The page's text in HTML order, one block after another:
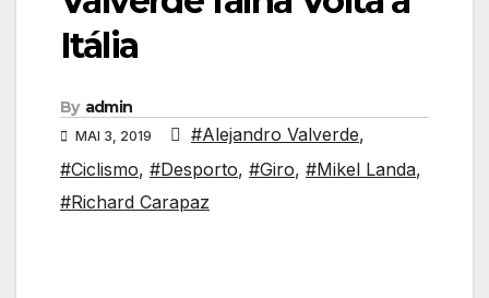
Itália
By admin
MAI 3, 2019 #Alejandro Valverde,
#Ciclismo, #Desporto, #Giro, #Mikel Landa,
#Richard Carapaz